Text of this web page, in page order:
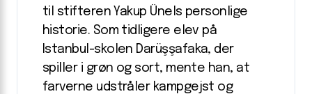
til stifteren Yakup Ünels personlige
historie. Som tidligere elev på
Istanbul-skolen Darüşşafaka, der
spiller i grøn og sort, mente han, at
farverne udstråler kampgejst og